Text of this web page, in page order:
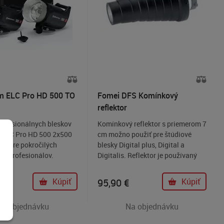
ELC Pro HD 500 TO
bleskov
ELC Pro HD 500 2x500
pre pokročilých
a profesionálov.
spoľahlivosťou,
na intenzívneKúpiť
Na objednávku
Fomei DFS Komínkový
reflektor
Komínkový reflektor s priemerom 7
cm možno použiť pre štúdiové
blesky Digital plus, Digital a
Digitalis. Reflektor je používaný
produktovú fotografiu.
95,90 € Kúpiť
Na objednávku